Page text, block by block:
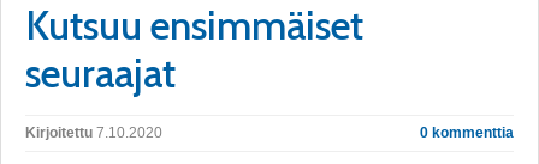
Kutsuu ensimmäiset
seuraajat
Kirjoitettu 7.10.2020 0 kommenttia